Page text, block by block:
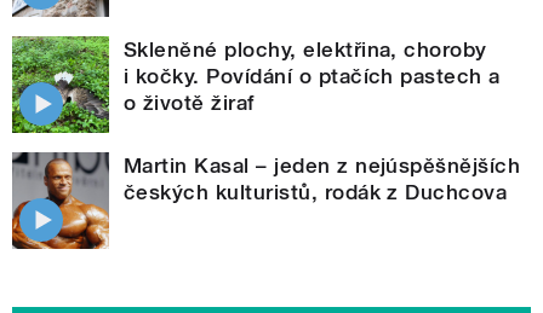
Skleněné plochy, elektřina, choroby
i kočky. Povídání o ptačích pastech a
o životě žiraf
Martin Kasal – jeden z nejúspěšnějších
českých kulturistů, rodák z Duchcova